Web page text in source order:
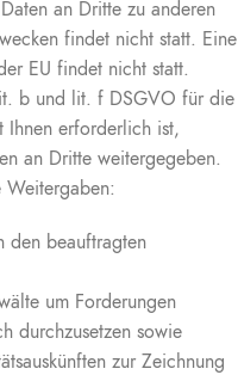
an Dritte zu anderen
findet nicht statt. Eine
EU findet nicht statt.
b und lit. f DSGVO für die
Ihnen erforderlich ist,
an Dritte weitergegeben.
den beauftragten
um Forderungen
durchzusetzen sowie
zur Zeichnung